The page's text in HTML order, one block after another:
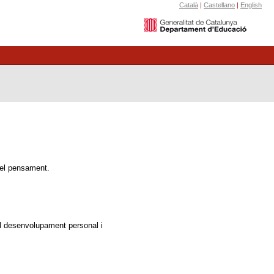
Català | Castellano | English
pensament.
personal i